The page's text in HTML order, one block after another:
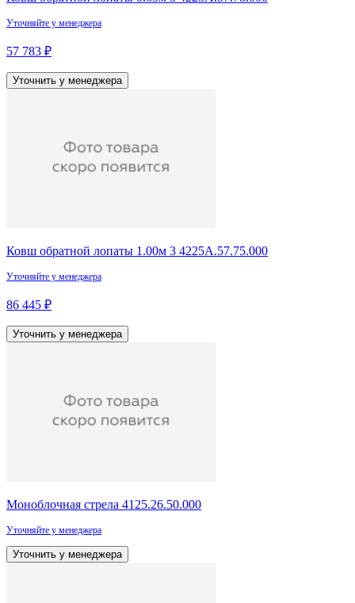
Уточняйте у менеджера
57 783 ₽
Уточнить у менеджера
Ковш обратной лопаты 1.00м 3 4225А.57.75.000
Уточняйте у менеджера
86 445 ₽
Уточнить у менеджера
Моноблочная стрела 4125.26.50.000
Уточняйте у менеджера
Уточнить у менеджера